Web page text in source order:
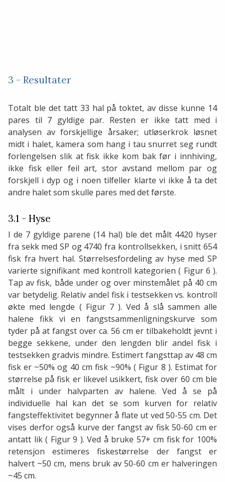
3 - Resultater
Totalt ble det tatt 33 hal på toktet, av disse kunne 14
pares til 7 gyldige par. Resten er ikke tatt med i
analysen av forskjellige årsaker; utløserkrok løsnet
midt i halet, kamera som hang i tau snurret seg rundt
forlengelsen slik at fisk ikke kom bak før i innhiving,
ikke fisk eller feil art, stor avstand mellom par og
forskjell i dyp og i noen tilfeller klarte vi ikke å ta det
andre halet som skulle pares med det første.
3.1 - Hyse
I de 7 gyldige parene (14 hal) ble det målt 4420 hyser
fra sekk med SP og 4740 fra kontrollsekken, i snitt 654
fisk fra hvert hal. Størrelsesfordeling av hyse med SP
varierte signifikant med kontroll kategorien ( Figur 6 ).
Tap av fisk, både under og over minstemålet på 40 cm
var betydelig. Relativ andel fisk i testsekken vs. kontroll
økte med lengde ( Figur 7 ). Ved å slå sammen alle
halene fikk vi en fangstsammenligningskurve som
tyder på at fangst over ca. 56 cm er tilbakeholdt jevnt i
begge sekkene, under den lengden blir andel fisk i
testsekken gradvis mindre. Estimert fangsttap av 48 cm
fisk er ~50% og 40 cm fisk ~90% ( Figur 8 ). Estimat for
størrelse på fisk er likevel usikkert, fisk over 60 cm ble
målt i under halvparten av halene. Ved å se på
individuelle hal kan det se som kurven for relativ
fangsteffektivitet begynner å flate ut ved 50-55 cm. Det
vises derfor også kurve der fangst av fisk 50-60 cm er
antatt lik ( Figur 9 ). Ved å bruke 57+ cm fisk for 100%
retensjon estimeres fiskestørrelse der fangst er
halvert ~50 cm, mens bruk av 50-60 cm er halveringen
~45 cm.